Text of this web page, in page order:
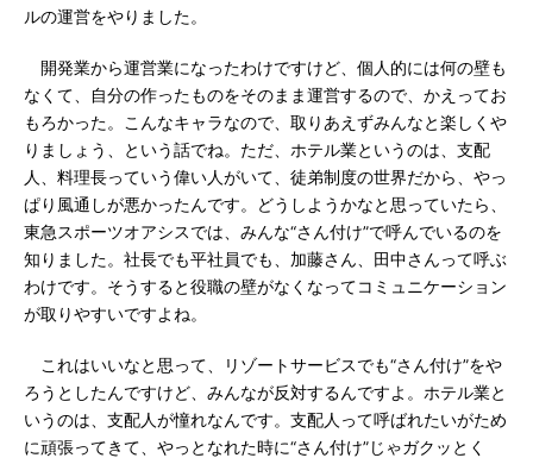
ルの運営をやりました。
開発業から運営業になったわけですけど、個人的には何の壁も
なくて、自分の作ったものをそのまま運営するので、かえってお
もろかった。こんなキャラなので、取りあえずみんなと楽しくや
りましょう、という話でね。ただ、ホテル業というのは、支配
人、料理長っていう偉い人がいて、徒弟制度の世界だから、やっ
ぱり風通しが悪かったんです。どうしようかなと思っていたら、
東急スポーツオアシスでは、みんな“さん付け”で呼んでいるのを
知りました。社長でも平社員でも、加藤さん、田中さんって呼ぶ
わけです。そうすると役職の壁がなくなってコミュニケーション
が取りやすいですよね。
これはいいなと思って、リゾートサービスでも“さん付け”をや
ろうとしたんですけど、みんなが反対するんですよ。ホテル業と
いうのは、支配人が憧れなんです。支配人って呼ばれたいがため
に頑張ってきて、やっとなれた時に“さん付け”じゃガクッとく